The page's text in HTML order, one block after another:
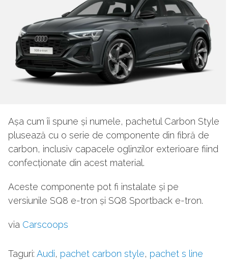
Așa cum îi spune și numele, pachetul Carbon Style
plusează cu o serie de componente din fibră de
carbon, inclusiv capacele oglinzilor exterioare fiind
confecționate din acest material.
Aceste componente pot fi instalate și pe
versiunile SQ8 e-tron și SQ8 Sportback e-tron.
via Carscoops
Taguri: Audi, pachet carbon style, pachet s line